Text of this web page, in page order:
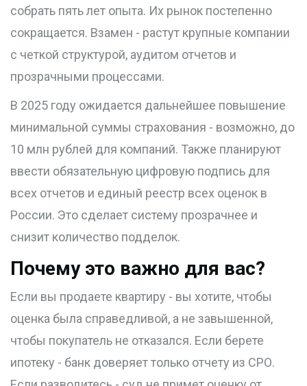
собрать пять лет опыта. Их рынок постепенно
сокращается. Взамен - растут крупные компании
с четкой структурой, аудитом отчетов и
прозрачными процессами.
В 2025 году ожидается дальнейшее повышение
минимальной суммы страхования - возможно, до
10 млн рублей для компаний. Также планируют
ввести обязательную цифровую подпись для
всех отчетов и единый реестр всех оценок в
России. Это сделает систему прозрачнее и
снизит количество подделок.
Почему это важно для вас?
Если вы продаете квартиру - вы хотите, чтобы
оценка была справедливой, а не завышенной,
чтобы покупатель не отказался. Если берете
ипотеку - банк доверяет только отчету из СРО.